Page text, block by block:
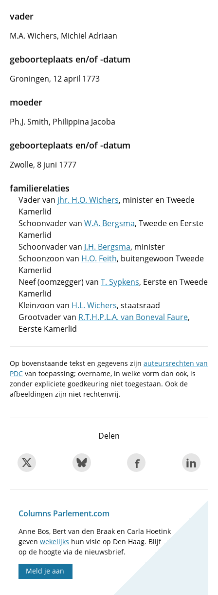
vader
M.A. Wichers, Michiel Adriaan
geboorteplaats en/of -datum
Groningen, 12 april 1773
moeder
Ph.J. Smith, Philippina Jacoba
geboorteplaats en/of -datum
Zwolle, 8 juni 1777
familierelaties
Vader van jhr. H.O. Wichers, minister en Tweede
Kamerlid
Schoonvader van W.A. Bergsma, Tweede en Eerste
Kamerlid
Schoonvader van J.H. Bergsma, minister
Schoonzoon van H.O. Feith, buitengewoon Tweede
Kamerlid
Neef (oomzegger) van T. Sypkens, Eerste en Tweede
Kamerlid
Kleinzoon van H.L. Wichers, staatsraad
Grootvader van R.T.H.P.L.A. van Boneval Faure,
Eerste Kamerlid
Op bovenstaande tekst en gegevens zijn auteursrechten van
PDC van toepassing; overname, in welke vorm dan ook, is
zonder expliciete goedkeuring niet toegestaan. Ook de
afbeeldingen zijn niet rechtenvrij.
Delen
Columns Parlement.com
Anne Bos, Bert van den Braak en Carla Hoetink
geven wekelijks hun visie op Den Haag. Blijf
op de hoogte via de nieuwsbrief.
Meld je aan